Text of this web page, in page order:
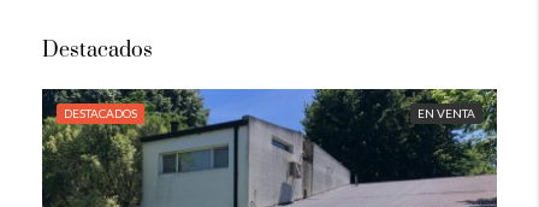
Destacados
DESTACADOS EN VENTA